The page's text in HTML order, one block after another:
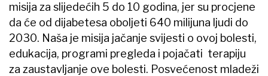
misija za slijedećih 5 do 10 godina, jer su procjene
da će od dijabetesa oboljeti 640 milijuna ljudi do
2030. Naša je misija jačanje svijesti o ovoj bolesti,
edukacija, programi pregleda i pojačati terapiju
za zaustavljanje ove bolesti. Posvećenost mladeži